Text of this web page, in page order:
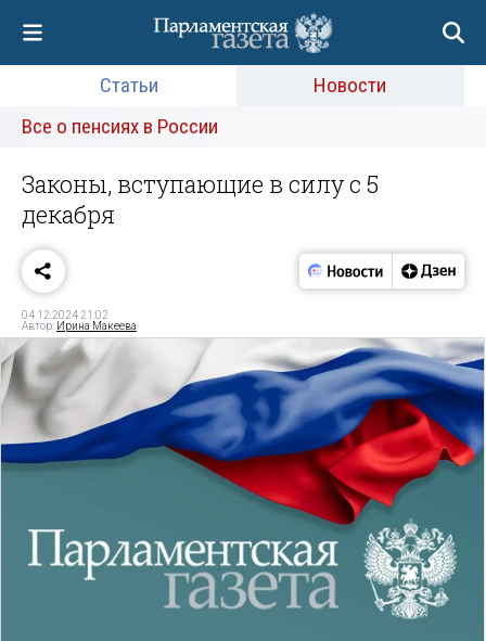
Статьи
Новости
Все о пенсиях в России
Законы, вступающие в силу с 5
декабря
04.12.2024 21:02
Автор: Ирина Макеева